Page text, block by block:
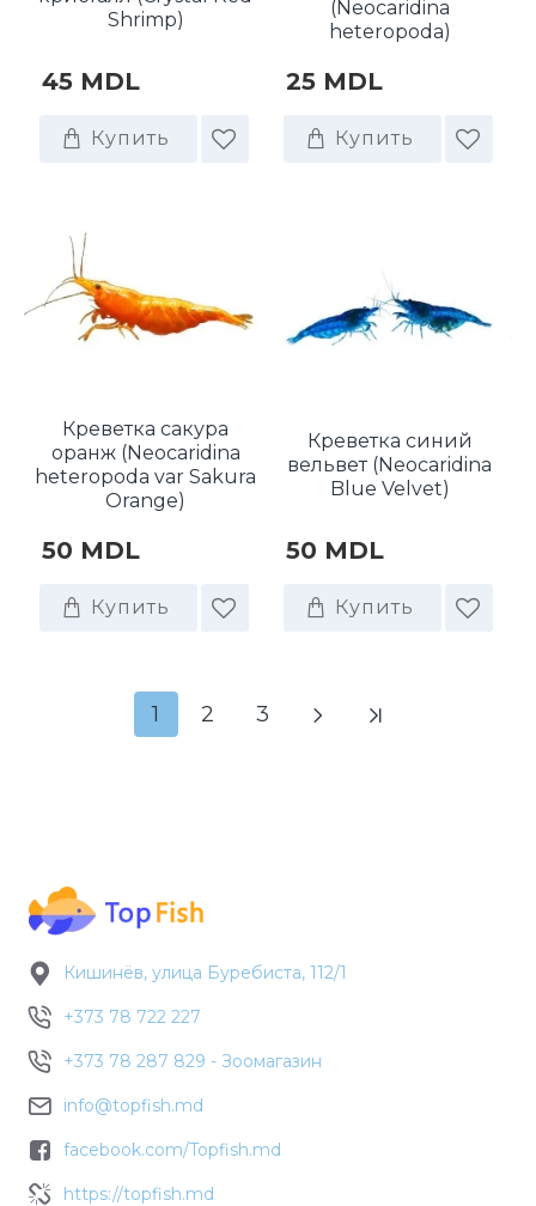
Shrimp)
45 MDL
Купить
(Neocaridina
heteropoda)
25 MDL
Купить
Креветка сакура
оранж (Neocaridina
heteropoda var Sakura
Orange)
50 MDL
Купить
Креветка синий
вельвет (Neocaridina
Blue Velvet)
50 MDL
Купить
1 2 3
Кишинёв, улица Буребиста, 112/1
+373 78 722 227
+373 78 287 829 - Зоомагазин
info@topfish.md
facebook.com/Topfish.md
https://topfish.md